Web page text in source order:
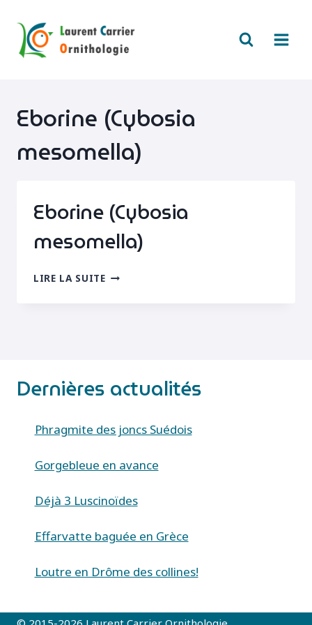
contenu
Eborine (Cybosia
mesomella)
Eborine (Cybosia
mesomella)
LIRE LA SUITEEBORINE
Dernières actualités
Phragmite des joncs Suédois
Gorgebleue en avance
Déjà 3 Luscinoïdes
Effarvatte baguée en Grèce
Loutre en Drôme des collines!